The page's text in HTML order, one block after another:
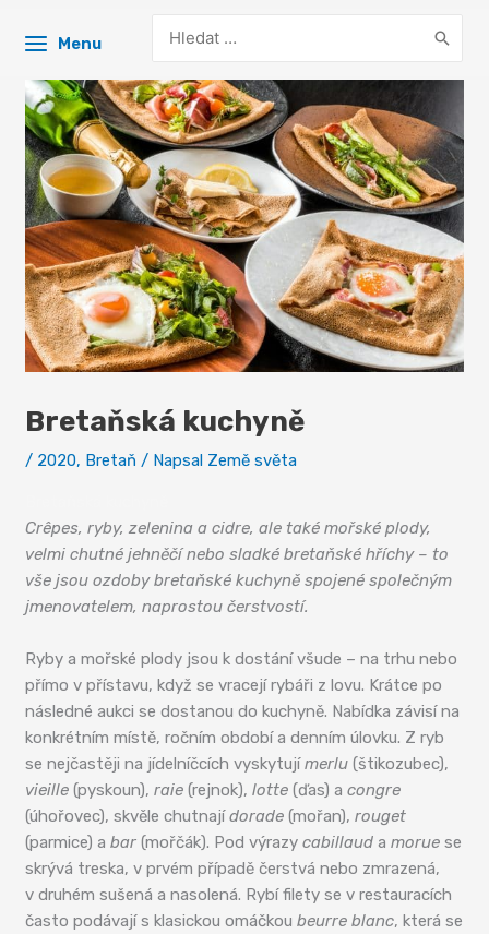
Menu
for:
Bretaňská kuchyně
/ 2020, Bretaň / Napsal Země světa
Crêpes, ryby, zelenina a cidre, ale také mořské plody,
velmi chutné jehněčí nebo sladké bretaňské hříchy – to
vše jsou ozdoby bretaňské kuchyně spojené společným
jmenovatelem, naprostou čerstvostí.
Ryby a mořské plody jsou k dostání všude – na trhu nebo
přímo v přístavu, když se vracejí rybáři z lovu. Krátce po
následné aukci se dostanou do kuchyně. Nabídka závisí na
konkrétním místě, ročním období a denním úlovku. Z ryb
se nejčastěji na jídelníčcích vyskytujímerlu (štikozubec),
vieille (pyskoun),raie (rejnok),lotte (ďas) acongre
(úhořovec), skvěle chutnajídorade (mořan),rouget
(parmice) abar (mořčák). Pod výrazycabillaud amorue se
skrývá treska, v prvém případě čerstvá nebo zmrazená,
v druhém sušená a nasolená. Rybí filety se v restauracích
často podávají s klasickou omáčkoubeurre blanc, která se